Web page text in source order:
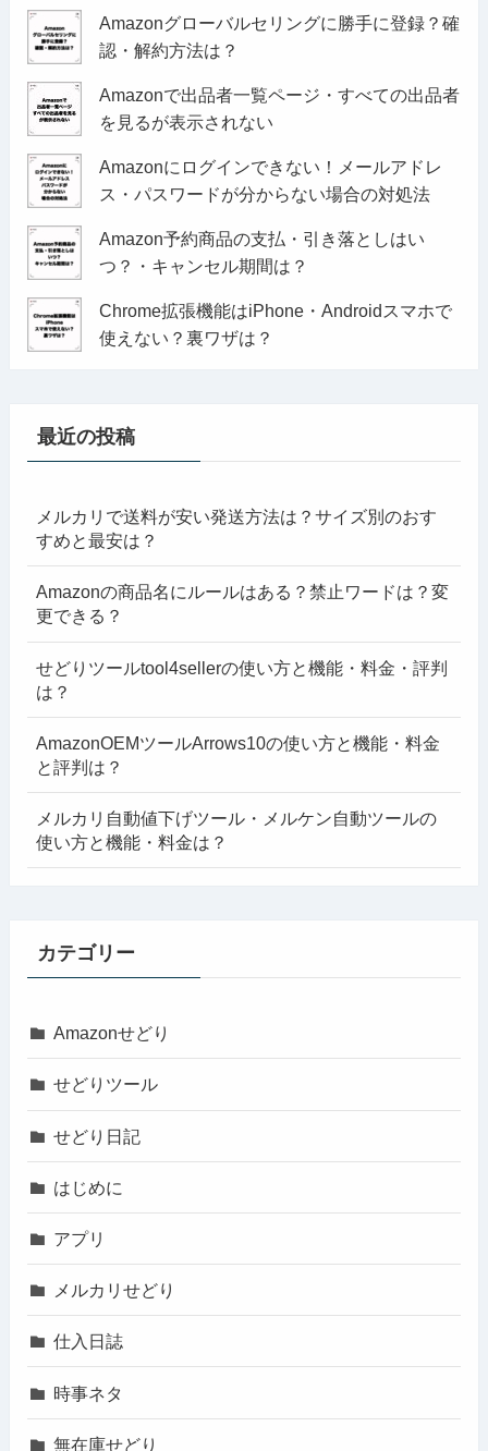
Amazonグローバルセリングに勝手に登録？確
認・解約方法は？
Amazonで出品者一覧ページ・すべての出品者
を見るが表示されない
Amazonにログインできない！メールアドレ
ス・パスワードが分からない場合の対処法
Amazon予約商品の支払・引き落としはい
つ？・キャンセル期間は？
Chrome拡張機能はiPhone・Androidスマホで
使えない？裏ワザは？
最近の投稿
メルカリで送料が安い発送方法は？サイズ別のおす
すめと最安は？
Amazonの商品名にルールはある？禁止ワードは？変
更できる？
せどりツールtool4sellerの使い方と機能・料金・評判
は？
AmazonOEMツールArrows10の使い方と機能・料金
と評判は？
メルカリ自動値下げツール・メルケン自動ツールの
使い方と機能・料金は？
カテゴリー
Amazonせどり
せどりツール
せどり日記
はじめに
アプリ
メルカリせどり
仕入日誌
時事ネタ
無在庫せどり